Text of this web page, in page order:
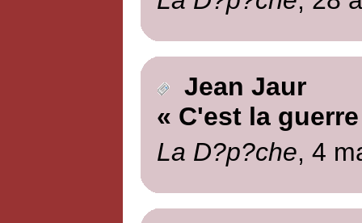
Jean Jaur
« C'est la
La D?p?che, 4